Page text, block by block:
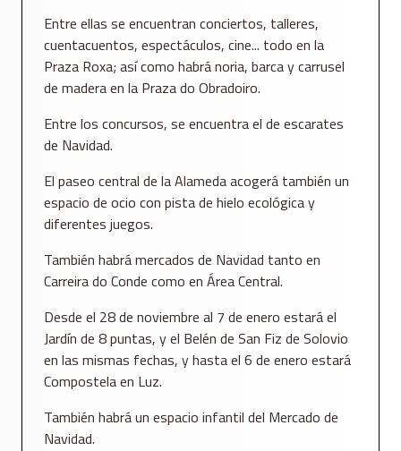
Entre ellas se encuentran conciertos, talleres,
cuentacuentos, espectáculos, cine... todo en la
Praza Roxa; así como habrá noria, barca y carrusel
de madera en la Praza do Obradoiro.
Entre los concursos, se encuentra el de escarates
de Navidad.
El paseo central de la Alameda acogerá también un
espacio de ocio con pista de hielo ecológica y
diferentes juegos.
También habrá mercados de Navidad tanto en
Carreira do Conde como en Área Central.
Desde el 28 de noviembre al 7 de enero estará el
Jardín de 8 puntas, y el Belén de San Fiz de Solovio
en las mismas fechas, y hasta el 6 de enero estará
Compostela en Luz.
También habrá un espacio infantil del Mercado de
Navidad.